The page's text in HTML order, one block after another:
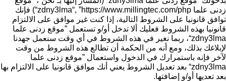
زدنى علما zdny3lma“, ”https://www.millingtec.com/php“) فإنك
توافق قانونيا على الشروط التالية، إذا كنت غير موافق على الالتزام
قانونيا بهذه الشروط فعليك ألا تدخل أو/و تستعمل ”موقع زدنى علما
zdny3lma“، ربما نغير في هذه الشروط في أي وقت سنعمل جهدنا
لإبلاغك بذلك، ومع أنه من الحكمة أن تطالع هذه الشروط من وقت
لآخر فإنه باستمرارك في الدخول واستعمال ”موقع زدنى علما
zdny3lma“ بعد تعديل الشروط يعني أنك موافق قانونيا على الالتزام بها
بعد تعديها أو/و إضافتها.